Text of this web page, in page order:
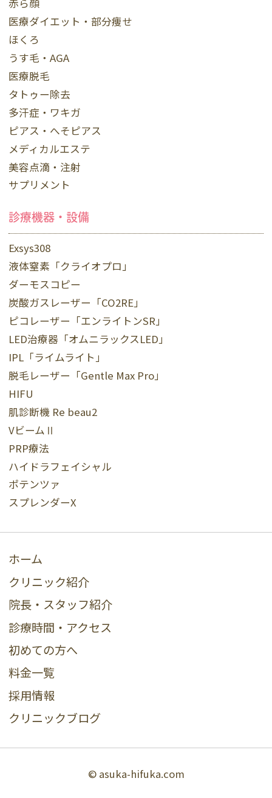
赤ら顔
医療ダイエット・部分痩せ
ほくろ
うす毛・AGA
医療脱毛
タトゥー除去
多汗症・ワキガ
ピアス・へそピアス
メディカルエステ
美容点滴・注射
サプリメント
診療機器・設備
Exsys308
液体窒素「クライオプロ」
ダーモスコピー
炭酸ガスレーザー「CO2RE」
ピコレーザー「エンライトンSR」
LED治療器「オムニラックスLED」
IPL「ライムライト」
脱毛レーザー「Gentle Max Pro」
HIFU
肌診断機 Re beau2
VビームⅡ
PRP療法
ハイドラフェイシャル
ポテンツァ
スプレンダーX
ホーム
クリニック紹介
院長・スタッフ紹介
診療時間・アクセス
初めての方へ
料金一覧
採用情報
クリニックブログ
© asuka-hifuka.com